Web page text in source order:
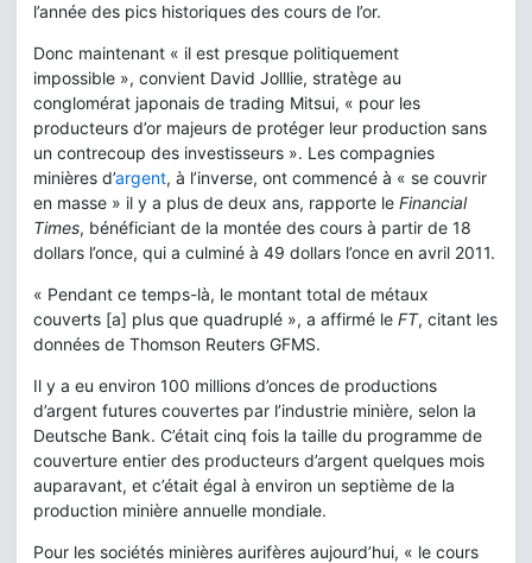
l’année des pics historiques des cours de l’or.
Donc maintenant « il est presque politiquement
impossible », convient David Jolllie, stratège au
conglomérat japonais de trading Mitsui, « pour les
producteurs d’or majeurs de protéger leur production sans
un contrecoup des investisseurs ». Les compagnies
minières d’argent, à l’inverse, ont commencé à « se couvrir
en masse » il y a plus de deux ans, rapporte le Financial
Times, bénéficiant de la montée des cours à partir de 18
dollars l’once, qui a culminé à 49 dollars l’once en avril 2011.
« Pendant ce temps-là, le montant total de métaux
couverts [a] plus que quadruplé », a affirmé le FT, citant les
données de Thomson Reuters GFMS.
Il y a eu environ 100 millions d’onces de productions
d’argent futures couvertes par l’industrie minière, selon la
Deutsche Bank. C’était cinq fois la taille du programme de
couverture entier des producteurs d’argent quelques mois
auparavant, et c’était égal à environ un septième de la
production minière annuelle mondiale.
Pour les sociétés minières aurifères aujourd’hui, « le cours